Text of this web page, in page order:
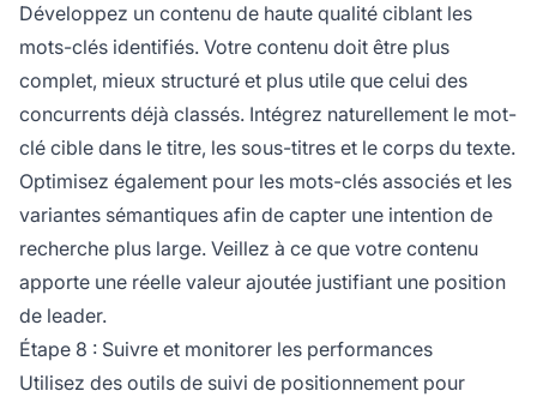
Développez un contenu de haute qualité ciblant les
mots-clés identifiés. Votre contenu doit être plus
complet, mieux structuré et plus utile que celui des
concurrents déjà classés. Intégrez naturellement le mot-
clé cible dans le titre, les sous-titres et le corps du texte.
Optimisez également pour les mots-clés associés et les
variantes sémantiques afin de capter une intention de
recherche plus large. Veillez à ce que votre contenu
apporte une réelle valeur ajoutée justifiant une position
de leader.
Étape 8 : Suivre et monitorer les performances
Utilisez des outils de suivi de positionnement pour